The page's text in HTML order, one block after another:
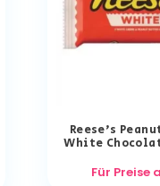
Reese’s
White
Für Preise